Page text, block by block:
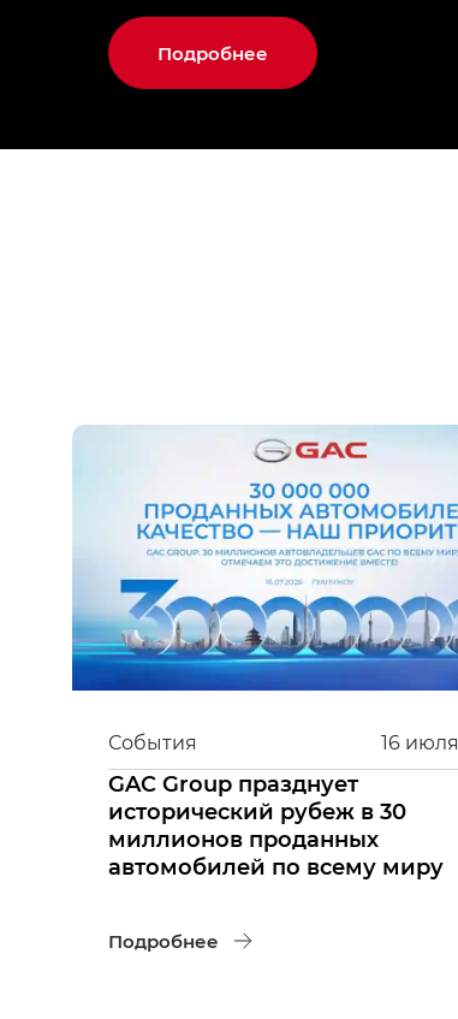
Подробнее
16 июля
События
GAC Group празднует
исторический рубеж в 30
миллионов проданных
автомобилей по всему миру
Подробнее